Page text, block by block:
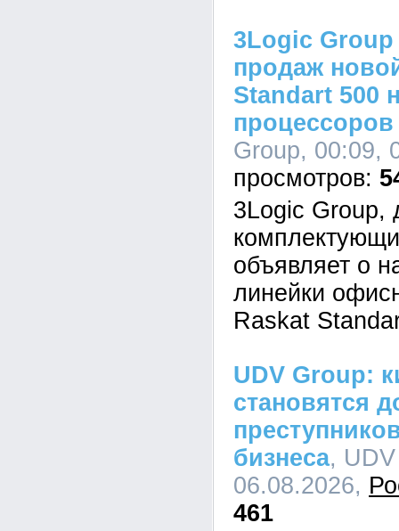
3Logic Group
продаж
Standart 500
Group, 00:09,
3Logic Group,
объявляет о
линейки
Raskat
UDV Group:
становятся
бизнеса,
06.08.2026,
461